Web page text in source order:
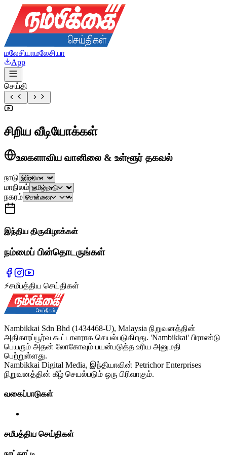
மலேசியாமலேசியா
App
செய்தி
சிறிய வீடியோக்கள்
உலகளாவிய வானிலை & உள்ளூர் தகவல்
நாடு
மாநிலம்
நகரம்
இந்திய திருவிழாக்கள்
நம்மைப் பின்தொடருங்கள்
⚡சமீபத்திய செய்திகள்
Nambikkai Sdn Bhd (1434468-U), Malaysia நிறுவனத்தின்
அதிகாரப்பூர்வ கூட்டாளராக செயல்படுகிறது. 'Nambikkai' பிராண்டு
பெயரும் அதன் லோகோவும் பயன்படுத்த உரிய அனுமதி
பெற்றுள்ளது.
Nambikkai Digital Media, இந்தியாவின் Petrichor Enterprises
நிறுவனத்தின் கீழ் செயல்படும் ஒரு பிரிவாகும்.
வகைப்பாடுகள்
சமீபத்திய செய்திகள்